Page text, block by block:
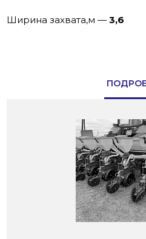
Ширина захвата,м —3,6